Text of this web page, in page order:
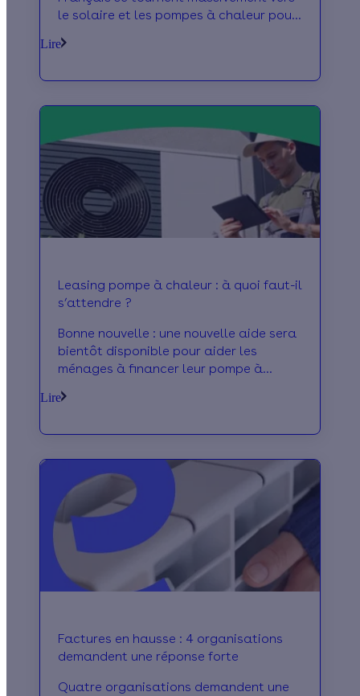
le solaire et les pompes à chaleur pour
Lire
Leasing pompe à chaleur : à quoi faut-il
s’attendre ?
Bonne nouvelle : une nouvelle aide sera
bientôt disponible pour aider les
ménages à financer leur pompe à
“leasing pompe à chaleur” ? Effy fait le
Lire
Factures en hausse : 4 organisations
demandent une réponse forte
Quatre organisations demandent une